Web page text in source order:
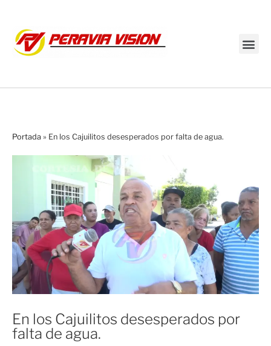
Portada » En los Cajuilitos desesperados por falta de agua.
En los Cajuilitos desesperados por
falta de agua.